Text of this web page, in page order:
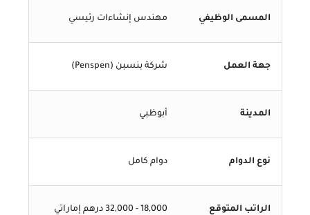
المسمى الوظيفي مهندس إنشاءات رئيسي
جهة العمل شركة بنسبن (Penspen)
المدينة أبوظبي
نوع الدوام دوام كامل
الراتب المتوقع 18,000 - 32,000 درهم إماراتي